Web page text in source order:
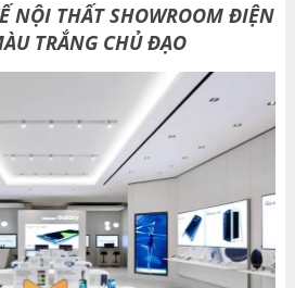
NỘI THẤT SHOWROOM ĐIỆN
TRẮNG CHỦ ĐẠO